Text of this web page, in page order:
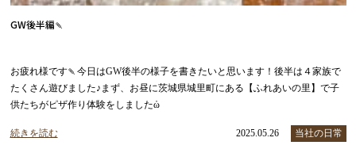
GW後半編🍡
お疲れ様です🍡今日はGW後半の様子を書きたいと思います！後半は４家族で
たくさん遊びました♪まず、お昼に茨城県城里町にある【ふれあいの里】で子
供たちがピザ作り体験をしましたὠ
続きを読む 2025.05.26 当社の日常